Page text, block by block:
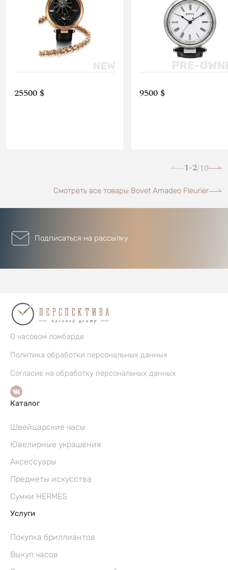
25500 $ 9500 $
1-2/10
Смотреть все товары Bovet Amadeo Fleurier
Подписаться на рассылку
О часовом ломбарде
Политика обработки персональных данных
Согласие на обработку персональных данных
Каталог
Швейцарские часы
Ювелирные украшения
Аксессуары
Предметы искусства
Сумки HERMES
Услуги
Покупка бриллиантов
Выкуп часов